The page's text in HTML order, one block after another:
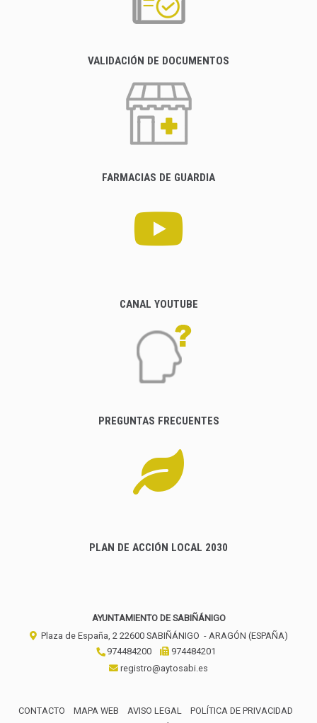
VALIDACIÓN DE DOCUMENTOS
FARMACIAS DE GUARDIA
CANAL YOUTUBE
PREGUNTAS FRECUENTES
PLAN DE ACCIÓN LOCAL 2030
AYUNTAMIENTO DE SABIÑÁNIGO
Plaza de España, 2 22600 SABIÑÁNIGO - ARAGÓN (ESPAÑA)
974484200
974484201
registro@aytosabi.es
CONTACTO MAPA WEB AVISO LEGAL
POLÍTICA DE PRIVACIDAD